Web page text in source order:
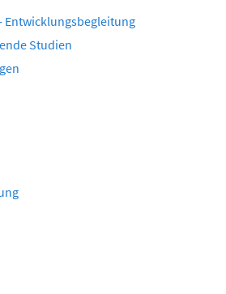
Entwicklungsbegleitung
Studien